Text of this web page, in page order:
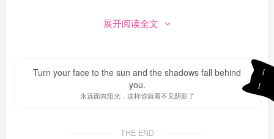
天蓝星人不同于地球人，他们一直追求着人类自身的修炼。
天蓝１２００年，一位考古学家，在一片群山中意外的发现
了一个上古遗迹，经过各个国家研究人员的考证，他们终于
展开阅读全文
Turn your face to the sun and the shadows fall behind
you.
永远面向阳光，这样你就看不见阴影了
THE END